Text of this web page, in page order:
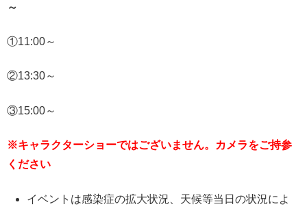
～
①11:00～
②13:30～
③15:00～
※キャラクターショーではございません。カメラをご持参
ください
イベントは感染症の拡大状況、天候等当日の状況によ